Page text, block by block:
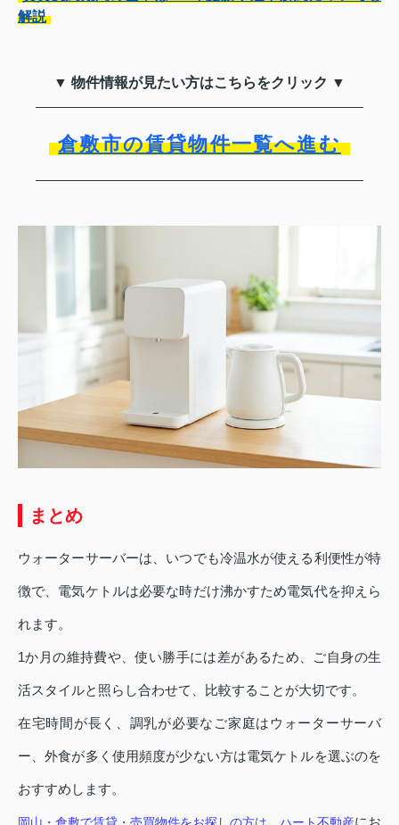
解説
▼ 物件情報が見たい方はこちらをクリック ▼
倉敷市の賃貸物件一覧へ進む
まとめ
ウォーターサーバーは、いつでも冷温水が使える利便性が特
徴で、電気ケトルは必要な時だけ沸かすため電気代を抑えら
れます。
1か月の維持費や、使い勝手には差があるため、ご自身の生
活スタイルと照らし合わせて、比較することが大切です。
在宅時間が長く、調乳が必要なご家庭はウォーターサーバ
ー、外食が多く使用頻度が少ない方は電気ケトルを選ぶのを
おすすめします。